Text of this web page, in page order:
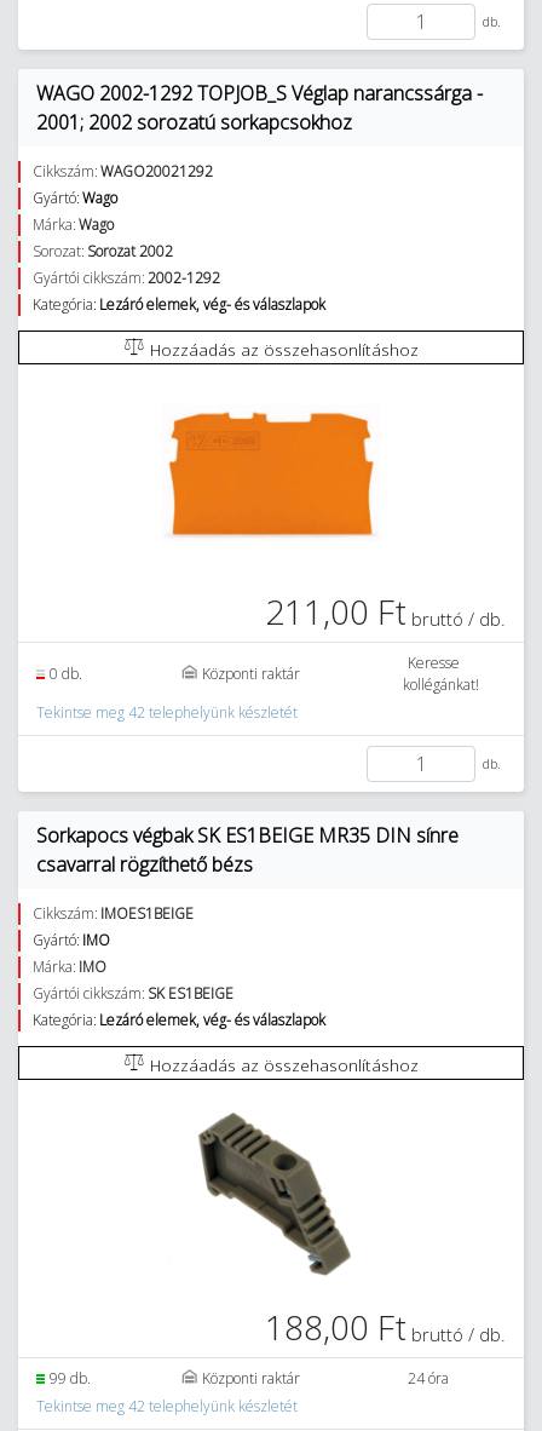
db.
WAGO 2002-1292 TOPJOB_S Véglap narancssárga -
2001; 2002 sorozatú sorkapcsokhoz
Cikkszám:WAGO20021292
Gyártó:Wago
Márka:Wago
Sorozat: Sorozat 2002
Gyártói cikkszám:2002-1292
Kategória: Lezáró elemek, vég- és válaszlapok
Hozzáadás az összehasonlításhoz
211,00 Ft bruttó / db.
0 db. Központi raktár
Keresse
kollégánkat!
Tekintse meg 42 telephelyünk készletét
db.
Sorkapocs végbak SK ES1BEIGE MR35 DIN sínre
csavarral rögzíthető bézs
Cikkszám: IMOES1BEIGE
Gyártó: IMO
Márka: IMO
Gyártói cikkszám: SK ES1BEIGE
Kategória: Lezáró elemek, vég- és válaszlapok
Hozzáadás az összehasonlításhoz
188,00 Ft bruttó / db.
99 db. Központi raktár
24 óra
Tekintse meg 42 telephelyünk készletét